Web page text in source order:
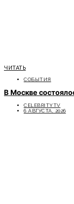
ЧИТАТЬ
СОБЫТИЯ
В Москве
CELEBRITYTV
6 АВГУСТА, 2026